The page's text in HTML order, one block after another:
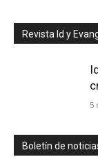
Revista Id y
5
Boletín de